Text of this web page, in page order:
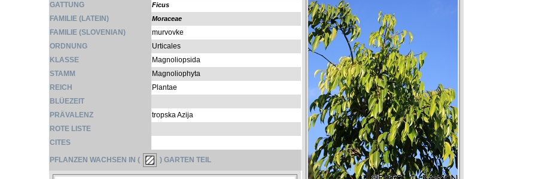
GATTUNG
Ficus
FAMILIE (LATEIN) Moraceae
FAMILIE (SLOVENIAN)
murvovke
ORDNUNG
Urticales
KLASSE
Magnoliopsida
STAMM
Magnoliophyta
REICH
Plantae
BLÜEZEIT
PRÄVALENZ
tropska Azija
ROTE LISTE
CITES
PFLANZEN WACHSEN IN ( ) GARTEN TEIL